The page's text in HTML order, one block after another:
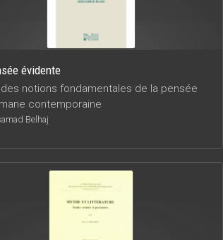
évidente
notions fondamentales de la pensée
contemporaine
Belhaj